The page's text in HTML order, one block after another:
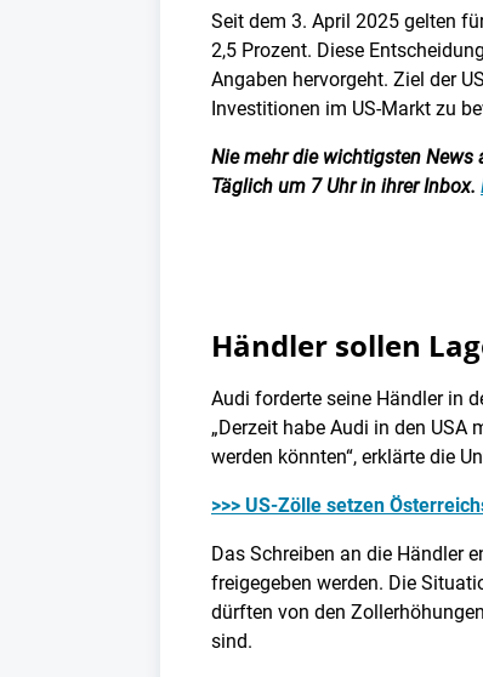
Seit dem 3. April 2025 gelten
2,5 Prozent. Diese
Angaben hervorgeht. Ziel der
Investitionen im US-Markt zu
Nie mehr die wichtigsten News
Täglich um 7 Uhr in ihrer Inbox.
Händler sollen
Audi forderte seine Händler in
„Derzeit habe Audi in den
werden könnten“, erklärte die
>>> US-Zölle setzen
Das Schreiben an die Händler
freigegeben werden. Die
dürften von den
sind.